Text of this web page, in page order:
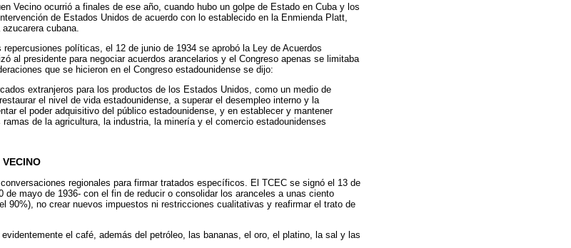
Vecino ocurrió a finales de ese año, cuando hubo un golpe de Estado en Cuba y los
de Estados Unidos de acuerdo con lo establecido en la Enmienda Platt,
cubana.
políticas, el 12 de junio de 1934 se aprobó la Ley de Acuerdos
al presidente para negociar acuerdos arancelarios y el Congreso apenas se limitaba
que se hicieron en el Congreso estadounidense se dijo:
extranjeros para los productos de los Estados Unidos, como un medio de
el nivel de vida estadounidense, a superar el desempleo interno y la
el poder adquisitivo del público estadounidense, y en establecer y mantener
de la agricultura, la industria, la minería y el comercio estadounidenses
regionales para firmar tratados específicos. El TCEC se signó el 13 de
de mayo de 1936- con el fin de reducir o consolidar los aranceles a unas ciento
90%), no crear nuevos impuestos ni restricciones cualitativas y reafirmar el trato de
el café, además del petróleo, las bananas, el oro, el platino, la sal y las